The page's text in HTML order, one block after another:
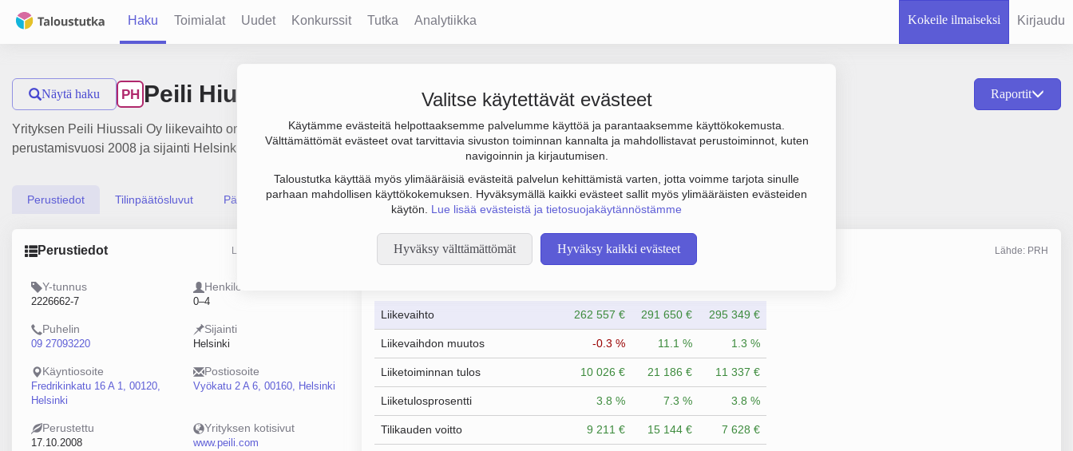
Haku Toimialat Uudet Konkurssit Tutka Analytiikka Kokeile ilmaiseksi Kirjaudu
Valitse käytettävät evästeet
Käytämme evästeitä helpottaaksemme palvelumme käyttöä ja parantaaksemme käyttökokemusta.
Välttämättömät evästeet ovat tarvittavia sivuston toiminnan kannalta ja mahdollistavat perustoiminnot, kuten
navigoinnin ja kirjautumisen.
Taloustutka käyttää myös ylimääräisiä evästeitä palvelun kehittämistä varten, jotta voimme tarjota sinulle
parhaan mahdollisen käyttökokemuksen. Hyväksymällä kaikki evästeet sallit myös ylimääräisten evästeiden
käytön. Lue lisää evästeistä ja tietosuojakäytännöstämme
Hyväksy välttämättömät Hyväksy kaikki evästeet
Näytä haku PH Peili Hiussali Oy Raportit
Yrityksen Peili Hiussali Oy liikevaihto on 295 000 €, tulos 11 000 € ja henkilöstömäärä 2. Sen päätoimiala on Kampaamo- ja parturipalvelut,
perustamisvuosi 2008 ja sijainti Helsinki. Yrityksen yhtiömuoto Osakeyhtiö (OY).
Perustiedot Tilinpäätösluvut Päättäjätiedot
Perustiedot Lähde: YTJ, PRH, Traficom
Y-tunnus
2226662-7
Henkilöstömäärä
0–4
Puhelin
09 27093220
Sijainti
Helsinki
Käyntiosoite
Fredrikinkatu 16 A 1, 00120,
Helsinki
Postiosoite
Vyökatu 2 A 6, 00160, Helsinki
Perustettu
17.10.2008
Yrityksen kotisivut
www.peili.com
Taloustiedot Lähde: PRH
Liikevaihto 262 557 € 291 650 € 295 349 €
Liikevaihdon muutos -0.3 % 11.1 % 1.3 %
Liiketoiminnan tulos 10 026 € 21 186 € 11 337 €
Liiketulosprosentti 3.8 % 7.3 % 3.8 %
Tilikauden voitto 9 211 € 15 144 € 7 628 €